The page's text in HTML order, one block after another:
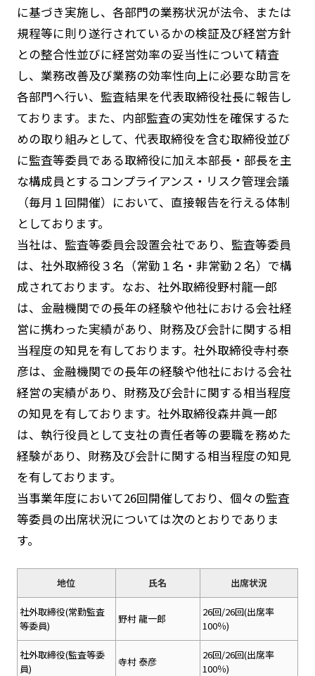
に基づき実施し、各部門の業務状況が法令、または
規程等に則り遂行されているかの検証及び経営方針
との整合性並びに経営効率の妥当性について精査
し、業務改善及び業務の効率性向上に必要な助言を
各部門へ行い、監査結果を代表取締役社長に報告し
ております。また、内部監査の実効性を確保するた
めの取り組みとして、代表取締役を含む取締役並び
に監査等委員である取締役に加え本部長・部長を主
な構成員とするコンプライアンス・リスク管理会議
（毎月１回開催）において、直接報告を行える体制
としております。
当社は、監査等委員会設置会社であり、監査等委員
は、社外取締役３名（常勤１名・非常勤２名）で構
成されております。なお、社外取締役野村龍一郎
は、金融機関での長年の経験や他社における会社経
営に携わった実績があり、財務及び会計に関する相
当程度の知見を有しております。社外取締役寺村泰
彦は、金融機関での長年の経験や他社における会社
経営の実績があり、財務及び会計に関する相当程度
の知見を有しております。社外取締役森井眞一郎
は、執行役員として支社の責任者等の要職を務めた
経験があり、財務及び会計に関する相当程度の知見
を有しております。
当事業年度において26回開催しており、個々の監査
等委員の出席状況については次のとおりでありま
す。
地位 氏名 出席状況
社外取締役(常勤監査
等委員)
野村 龍一郎
26回/26回(出席率
100％)
社外取締役(監査等委
員)
寺村 泰彦
26回/26回(出席率
100％)